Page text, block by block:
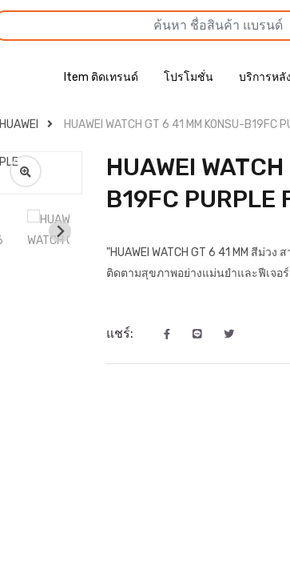
Item ติดเทรนด์ โปรโมชั่น บริการหลั
HUAWEI HUAWEI WATCH GT 6 41 MM KONSU-
HUAWEI
B19FC PURPLE
"HUAWEI WATCH GT 6 41 MM สีม่
ติดตามสุขภาพอย่างแม่นยำและฟีเจอ
แชร์: